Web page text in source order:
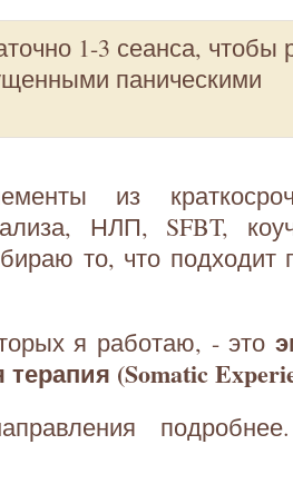
1-3 сеанса, чтобы
паническими
из
НЛП, SFBT,
то, что подходит
я работаю, - это
(Somatic